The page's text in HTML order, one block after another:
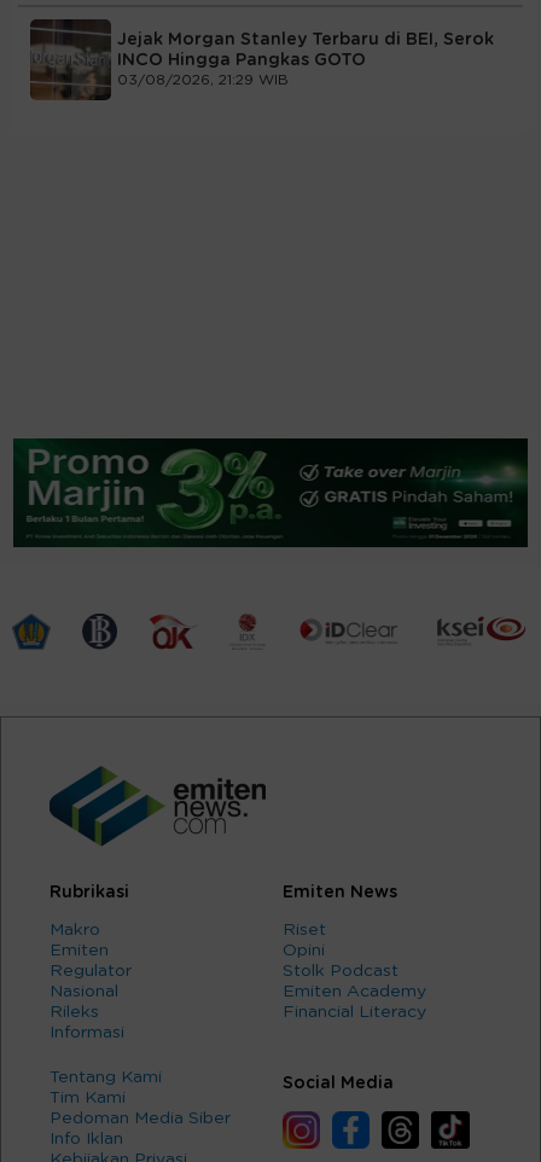
Jejak Morgan Stanley Terbaru di BEI, Serok
INCO Hingga Pangkas GOTO
03/08/2026, 21:29 WIB
Rubrikasi
Makro
Emiten
Regulator
Nasional
Rileks
Informasi
Emiten News
Riset
Opini
Stolk Podcast
Emiten Academy
Financial Literacy
Tentang Kami
Tim Kami
Pedoman Media Siber
Info Iklan
Social Media